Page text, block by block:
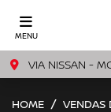
MENU
VIA NISSAN -
HOME VENDAS